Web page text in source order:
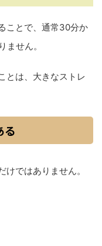
ことで、通常30分か
ません。
とは、大きなストレ
る
ではありません。